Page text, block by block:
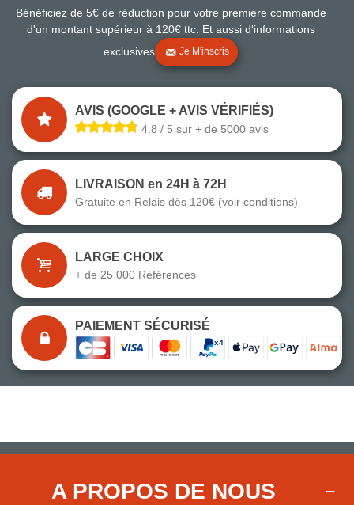
Bénéficiez de 5€ de réduction pour votre première commande
d'un montant supérieur à 120€ ttc. Et aussi d'informations
exclusives
Je M'inscris
AVIS (GOOGLE + AVIS VÉRIFIÉS)
4.8 / 5 sur + de 5000 avis
LIVRAISON en 24H à 72H
Gratuite en Relais dès 120€ (voir conditions)
LARGE CHOIX
+ de 25 000 Références
PAIEMENT SÉCURISÉ
A PROPOS DE NOUS